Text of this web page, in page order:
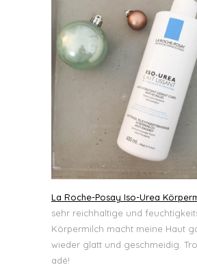
La Roche-Posay Iso-Urea
sehr reichhaltige und
Körpermilch macht meine Haut
wieder glatt und geschmeidig.
adé!